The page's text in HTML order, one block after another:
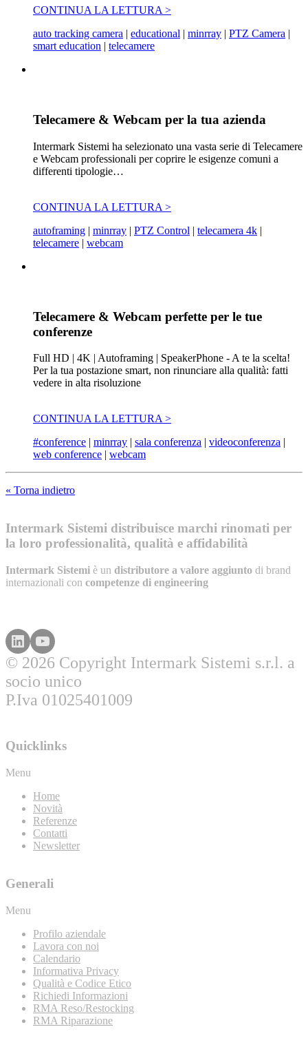
CONTINUA LA LETTURA >
auto tracking camera | educational | minrray | PTZ Camera |
smart education | telecamere
Telecamere & Webcam per la tua azienda
Intermark Sistemi ha selezionato una vasta serie di Telecamere
e Webcam professionali per coprire le esigenze comuni a
differenti tipologie…
CONTINUA LA LETTURA >
autoframing | minrray | PTZ Control | telecamera 4k |
telecamere | webcam
Telecamere & Webcam perfette per le tue
conferenze
Full HD | 4K | Autoframing | SpeakerPhone - A te la scelta!
Per la tua postazione smart, non rinunciare alla qualità: fatti
vedere in alta risoluzione
CONTINUA LA LETTURA >
#conference | minrray | sala conferenza | videoconferenza |
web conference | webcam
« Torna indietro
Intermark Sistemi distribuisce marchi rinomati per
la loro professionalità, qualità e affidabilità
Intermark Sistemi è un distributore a valore aggiunto di brand
internazionali con competenze di engineering
© 2026 Copyright Intermark Sistemi s.r.l. a
socio unico
P.Iva 01025401009
Quicklinks
Menu
Home
Novità
Referenze
Contatti
Newsletter
Generali
Menu
Profilo aziendale
Lavora con noi
Calendario
Informativa Privacy
Qualità e Codice Etico
Richiedi Informazioni
RMA Reso/Restocking
RMA Riparazione